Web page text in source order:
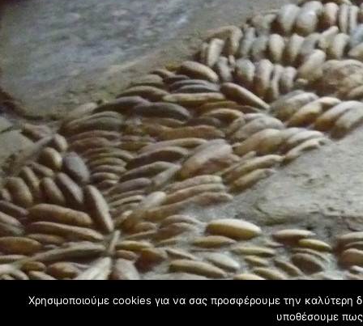
Χρησιμοποιούμε cookies για να σας προσφέρουμε την καλύτερη
υποθέσουμε πως